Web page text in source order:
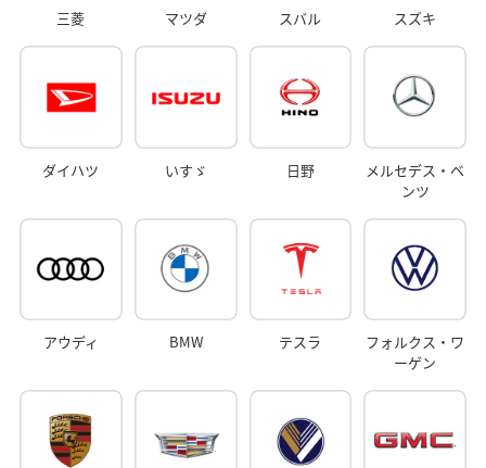
三菱 マツダ スバル スズキ
ダイハツ いすゞ 日野
メルセデス・ベ
ンツ
アウディ BMW テスラ
フォルクス・ワ
ーゲン